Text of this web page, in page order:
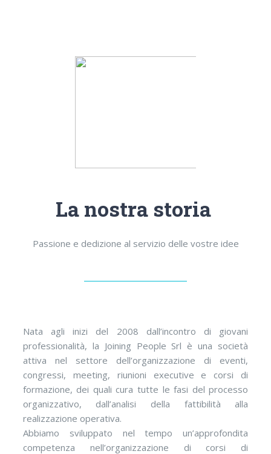
La nostra storia
Passione e dedizione al servizio delle vostre idee
Nata agli inizi del 2008 dall’incontro di giovani
professionalità, la Joining People Srl è una società
attiva nel settore dell’organizzazione di eventi,
congressi, meeting, riunioni executive e corsi di
formazione, dei quali cura tutte le fasi del processo
organizzativo, dall’analisi della fattibilità alla
realizzazione operativa.
Abbiamo sviluppato nel tempo un’approfondita
competenza nell’organizzazione di corsi di